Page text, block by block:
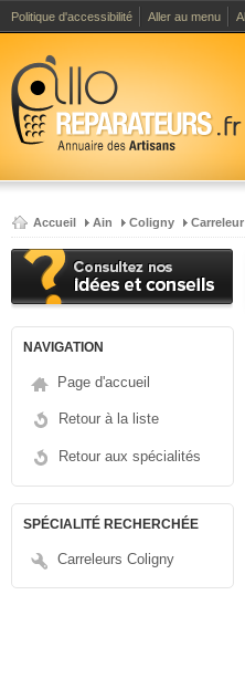
Politique d'accessibilité Aller au menu
Accueil Ain Coligny Carreleur
NAVIGATION
Page d'accueil
Retour à la liste
Retour aux spécialités
SPÉCIALITÉ RECHERCHÉE
Carreleurs Coligny